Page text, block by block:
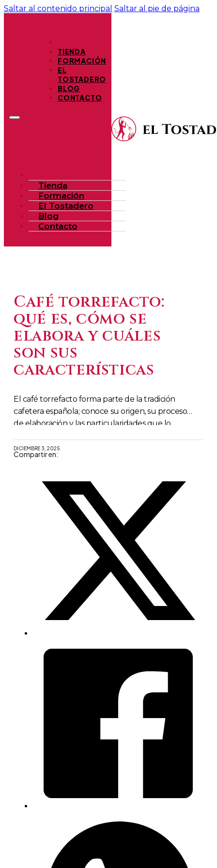
Saltar al contenido principal Saltar al pie de página
TIENDA
FORMACIÓN
EL
TOSTADERO
BLOG
CONTACTO
Tienda
Formación
El Tostadero
Blog
Contacto
Café torrefacto:
qué es, cómo se
elabora y cuáles
son sus
características
El café torrefacto forma parte de la tradición
cafetera española; conoce su origen, su proceso
de elaboración y las particularidades que lo
DICIEMBRE 3, 2025
Compartir en: